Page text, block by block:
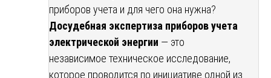
приборов учета и для чего она нужна?
Досудебная экспертиза приборов учета
электрической энергии — это
независимое техническое исследование,
которое проводится по инициативе одной из